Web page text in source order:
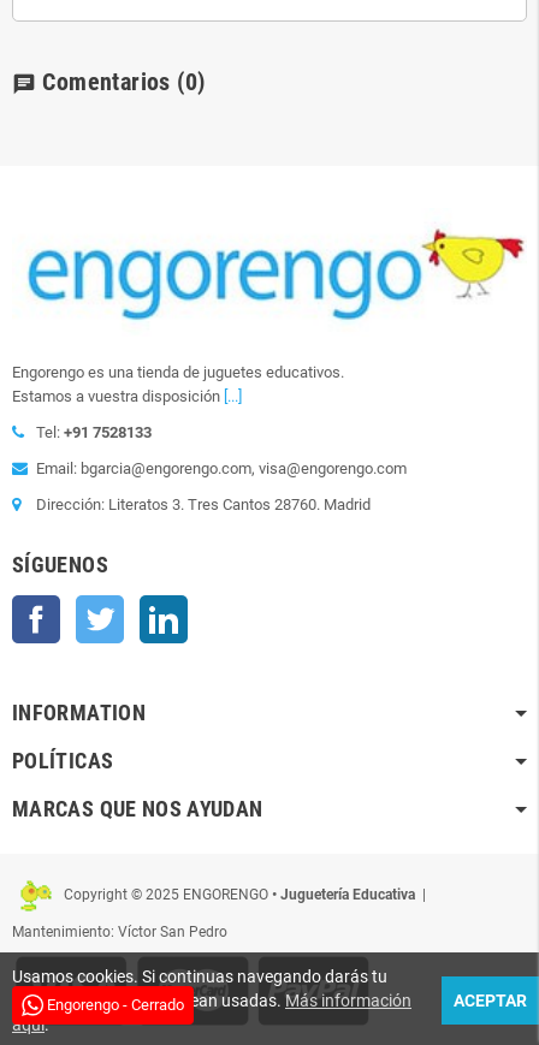
chat Comentarios (0)
Engorengo es una tienda de juguetes educativos.
Estamos a vuestra disposición [...]
Tel: +91 7528133
Email: bgarcia@engorengo.com, visa@engorengo.com
Dirección: Literatos 3. Tres Cantos 28760. Madrid
SÍGUENOS
Facebook Twitter
INFORMATION
POLÍTICAS
MARCAS QUE NOS AYUDAN
Copyright © 2025 ENGORENGO • Juguetería Educativa
Mantenimiento: Víctor San Pedro
Usamos cookies. Si continuas navegando darás tu
conformidad para que sean usadas. Más información
aquí.
ACEPTAR
Engorengo - Cerrado